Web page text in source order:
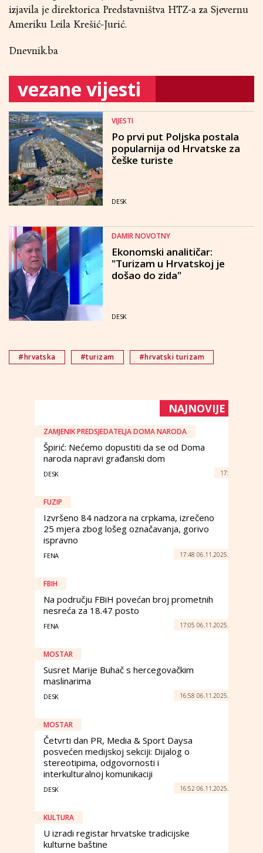
izjavila je direktorica Predstavništva HTZ-a za Sjevernu
Ameriku Leila Krešić-Jurić.
Dnevnik.ba
vezane vijesti
VIJESTI
Po prvi put Poljska postala
popularnija od Hrvatske za
češke turiste
DESK
DAMIR NOVOTNY
Ekonomski analitičar:
"Turizam u Hrvatskoj je
došao do zida"
DESK
#hrvatska #turizam #hrvatski turizam
NAJNOVIJE
ZAMJENIK PREDSJEDATELJA DOMA NARODA
Špirić: Nećemo dopustiti da se od Doma
naroda napravi građanski dom
DESK 17:
FUZIP
Izvršeno 84 nadzora na crpkama, izrečeno
25 mjera zbog lošeg označavanja, gorivo
ispravno
FENA 17:48 06.11.2025.
FBIH
Na području FBiH povećan broj prometnih
nesreća za 18.47 posto
FENA 17:05 06.11.2025.
MOSTAR
Susret Marije Buhač s hercegovačkim
maslinarima
DESK 16:58 06.11.2025.
MOSTAR
Četvrti dan PR, Media & Sport Daysa
posvećen medijskoj sekciji: Dijalog o
stereotipima, odgovornosti i
interkulturalnoj komunikaciji
DESK 16:52 06.11.2025.
KULTURA
U izradi registar hrvatske tradicijske
kulturne baštine